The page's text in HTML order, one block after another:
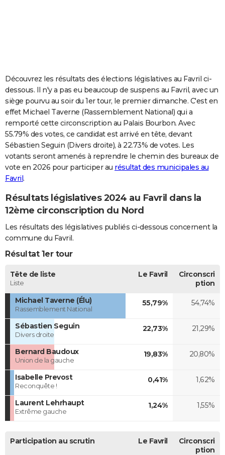
Carte de Noël
Carte Bonne année
Carte Saint-Valentin
Carte Pâques
Carte d'anniversaire
DICTIONNAIRE
Dictionnaire
Biographies
Citations
Expressions
Proverbes
PROGRAMME TV
COPAINS D'AVANT
S'inscrire
Se connecter
Lycées
Collèges
Primaires
Universités
Entreprises
Service militaire
Avis de recherche
AVIS DE DÉCÈS
FORUM
Bricolage
Lifestyle
Culture
Sport
Auto
Television
Voyage
Cinema
Découvrez les résultats des élections législatives au Favril ci-
dessous. Il n'y a pas eu beaucoup de suspens au Favril, avec un
siège pourvu au soir du 1er tour, le premier dimanche. C'est en
effet Michael Taverne (Rassemblement National) qui a
remporté cette circonscription au Palais Bourbon. Avec
55.79% des votes, ce candidat est arrivé en tête, devant
Sébastien Seguin (Divers droite), à 22.73% de votes. Les
votants seront amenés à reprendre le chemin des bureaux de
vote en 2026 pour participer au résultat des municipales au
Favril.
Résultats législatives 2024 au Favril dans la
12ème circonscription du Nord
Les résultats des législatives publiés ci-dessous concernent la
commune du Favril.
Résultat 1er tour
Tête de liste
Liste
Le Favril
Circonscri
ption
Michael Taverne (Élu)
Rassemblement National
55,79% 54,74%
Sébastien Seguin
Divers droite
22,73% 21,29%
Bernard Baudoux
Union de la gauche
19,83% 20,80%
Isabelle Prevost
Reconquête !
0,41% 1,62%
Laurent Lehrhaupt
Extrême gauche
1,24% 1,55%
Participation au scrutin Le Favril
Circonscri
ption